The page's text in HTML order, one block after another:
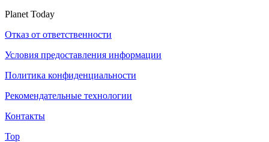
Planet Today
Отказ от ответственности
Условия предоставления информации
Политика конфиденциальности
Рекомендательные технологии
Контакты
Top